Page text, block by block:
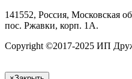
141552, Россия, Московская
пос. Ржавки, корп. 1А.
Copyright ©2017-2025 ИП